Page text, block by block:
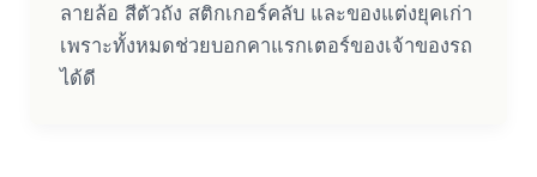
ลายล้อ สีตัวถัง สติกเกอร์คลับ และของแต่งยุคเก่า
เพราะทั้งหมดช่วยบอกคาแรกเตอร์ของเจ้าของรถ
ได้ดี